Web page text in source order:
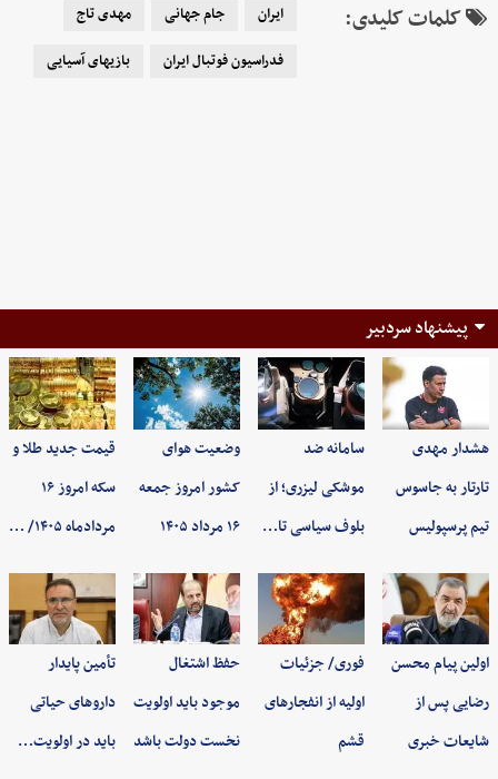
کلمات کلیدی: ایران جام جهانی
مهدی تاج
فدراسیون فوتبال ایران
بازیهای آسیایی
پیشنهاد سردبیر
هشدار مهدی
تارتار به جاسوس
تیم پرسپولیس
سامانه ضد
موشکی لیزری؛ از
بلوف سیاسی تا…
وضعیت هوای
کشور امروز جمعه
۱۶ مرداد ۱۴۰۵
قیمت جدید طلا و
سکه امروز ۱۶
مردادماه ۱۴۰۵/ …
اولین پیام محسن
رضایی پس از
شایعات خبری
فوری/ جزئیات
اولیه از انفجارهای
قشم
حفظ اشتغال
موجود باید اولویت
نخست دولت باشد
تأمین پایدار
داروهای حیاتی
باید در اولویت…